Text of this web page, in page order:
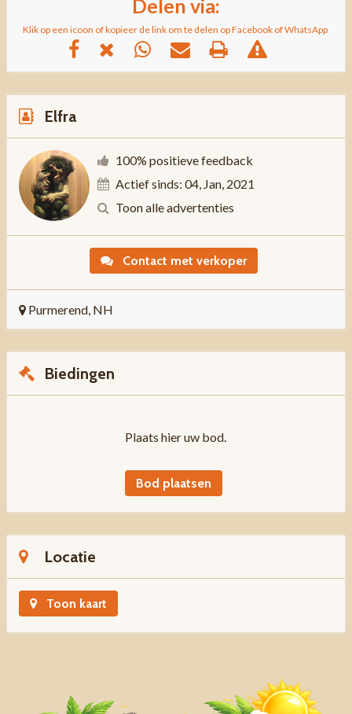
Delen via:
Klik op een icoon of kopieer de link om te delen op Facebook of WhatsApp
Elfra
100% positieve feedback
Actief sinds: 04, Jan, 2021
Toon alle advertenties
Contact met verkoper
Purmerend, NH
Biedingen
Plaats hier uw bod.
Bod plaatsen
Locatie
Toon kaart